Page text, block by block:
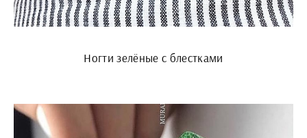
Ногти зелёные с блестками